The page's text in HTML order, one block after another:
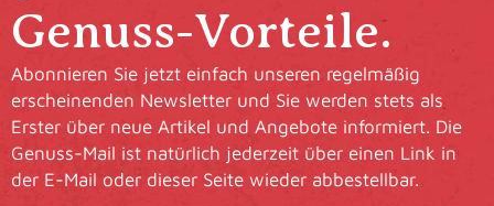
Genuss-Vorteile.
Abonnieren Sie jetzt einfach unseren regelmäßig
erscheinenden Newsletter und Sie werden stets als
Erster über neue Artikel und Angebote informiert. Die
Genuss-Mail ist natürlich jederzeit über einen Link in
der E-Mail oder dieser Seite wieder abbestellbar.